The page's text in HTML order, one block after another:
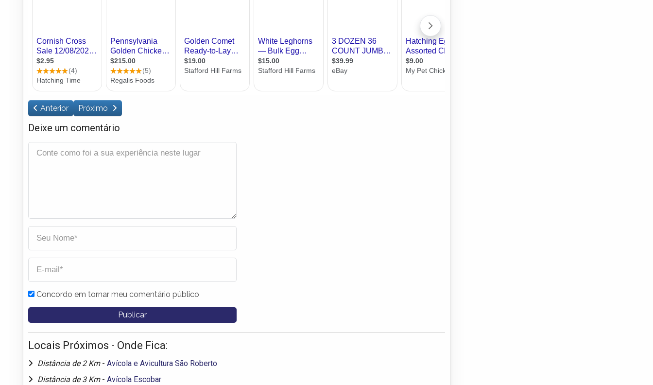
Anterior Próximo
Deixe um comentário
Concordo em tornar meu comentário público
Locais Próximos - Onde Fica:
Distância de 2 Km - Avícola e Avicultura São Roberto
Distância de 3 Km - Avícola Escobar